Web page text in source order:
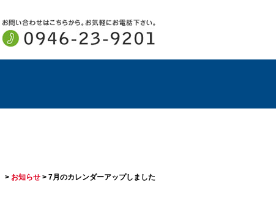
> お知らせ > 7月のカレンダーアップしました